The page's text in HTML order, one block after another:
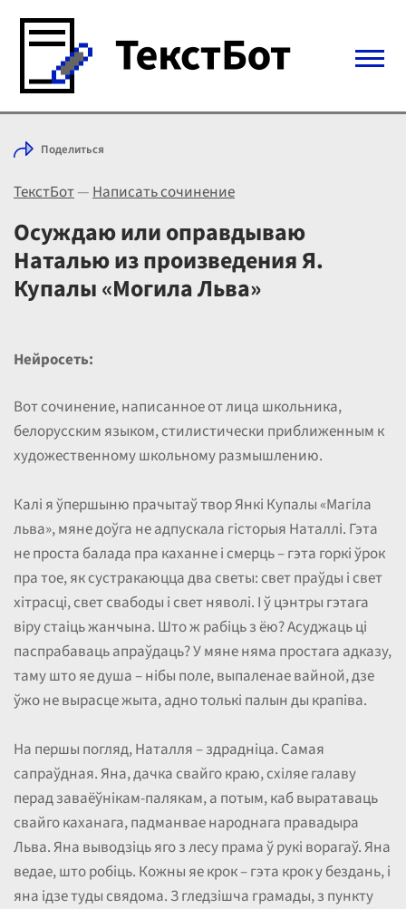
Войти с Telegram
Выбрать режим
Цены
Поделиться
ТекстБот—Написать сочинение
Осуждаю или оправдываю
Наталью из произведения Я.
Купалы «Могила Льва»
Нейросеть:
Вот сочинение, написанное от лица школьника,
белорусским языком, стилистически приближенным к
художественному школьному размышлению.
Калі я ўпершыню прачытаў твор Янкі Купалы «Магіла
льва», мяне доўга не адпускала гісторыя Наталлі. Гэта
не проста балада пра каханне і смерць – гэта горкі ўрок
пра тое, як сустракаюцца два светы: свет праўды і свет
хітрасці, свет свабоды і свет няволі. І ў цэнтры гэтага
віру стаіць жанчына. Што ж рабіць з ёю? Асуджаць ці
паспрабаваць апраўдаць? У мяне няма простага адказу,
таму што яе душа – нібы поле, выпаленае вайной, дзе
ўжо не вырасце жыта, адно толькі палын ды крапіва.
На першы погляд, Наталля – здрадніца. Самая
сапраўдная. Яна, дачка свайго краю, схіляе галаву
перад заваёўнікам-палякам, а потым, каб выратаваць
свайго каханага, падманвае народнага правадыра
Льва. Яна выводзіць яго з лесу прама ў рукі ворагаў. Яна
ведае, што робіць. Кожны яе крок – гэта крок у бездань, і
яна ідзе туды свядома. З гледзішча грамады, з пункту